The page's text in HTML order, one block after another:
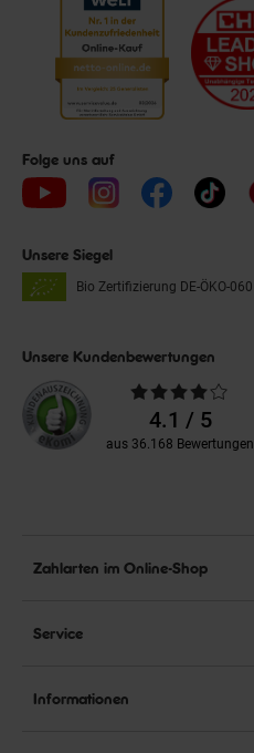
Folge uns auf
Unsere Siegel
Bio Zertifizierung DE-ÖKO-060
Unsere Kundenbewertungen
Durchschnittliche
Bewertungen4.1 / 5
aus 36.168 Bewertungen
Zahlarten im Online-Shop
Service
Informationen